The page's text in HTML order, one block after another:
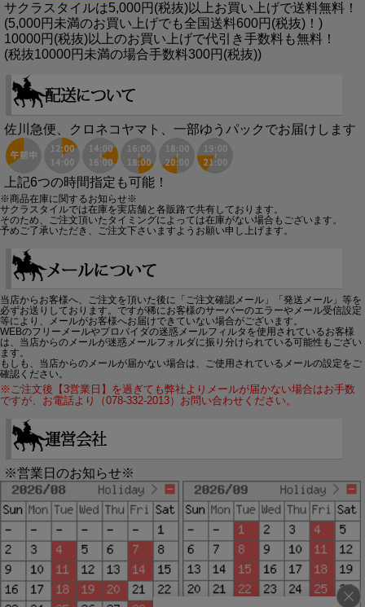
サクラスタイルは5,000円(税抜)以上お買い上げで送料無料！
(5,000円未満のお買い上げでも全国送料600円(税抜)！)
10000円(税抜)以上のお買い上げで代引き手数料も無料！
(税抜10000円未満の場合手数料300円(税抜))
佐川急便、クロネコヤマト、一部ゆうパックでお届けします
上記6つの時間指定も可能！
※商品在庫に関するお知らせ※
サクラスタイルでは在庫を実店舗と各販路で共有しております。
そのため、ご注文頂いたタイミングによっては在庫がない場合もございます。
予めご了承いただき、ご注文下さいますようお願い申し上げます。
当店からお客様へ、ご注文を頂いた後に「ご注文確認メール」「発送メール」等を
必ずお送りしております。ですが稀にお客様のサーバーのエラーやメール受信設定
等により、メールがお客様へお届けできていない場合がございます。
WEBのフリーメールやプロバイダの迷惑メールフィルタを使用されているお客様
は、当店からのメールが迷惑メールフォルダに振り分けられている可能性もござい
ます。
もしも、当店からのメールが届かない場合は、ご使用されているメールの設定をご
確認ください。
※ご注文後【3営業日】を過ぎても弊社よりメールが届かない場合はお手数
ですが、お電話より（078-332-2013）お問い合わせください。
※営業日のお知らせ※